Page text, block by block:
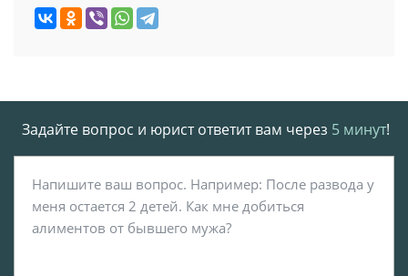
Задайте вопрос и юрист ответит вам через 5 минут!